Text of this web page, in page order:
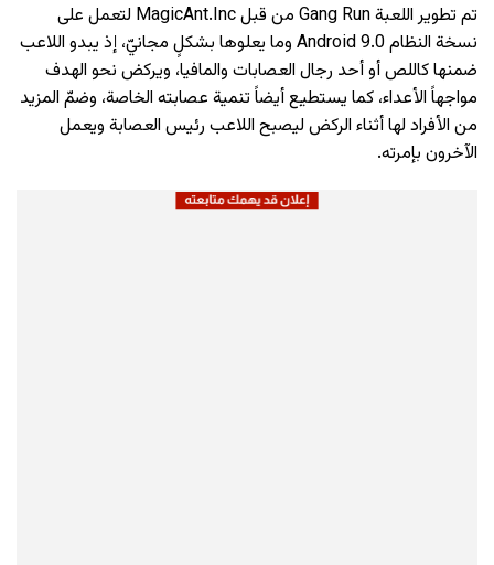
تم تطوير اللعبة Gang Run من قبل MagicAnt.Inc لتعمل على
نسخة النظام Android 9.0 وما يعلوها بشكلٍ مجانيّ، إذ يبدو اللاعب
ضمنها كاللص أو أحد رجال العصابات والمافيا، ويركض نحو الهدف
مواجهاً الأعداء، كما يستطيع أيضاً تنمية عصابته الخاصة، وضمّ المزيد
من الأفراد لها أثناء الركض ليصبح اللاعب رئيس العصابة ويعمل
الآخرون بإمرته.